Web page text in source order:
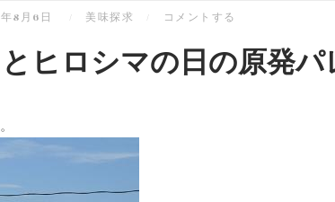
8月6日 美味探求 コメントする
ヒロシマの日の原発パ